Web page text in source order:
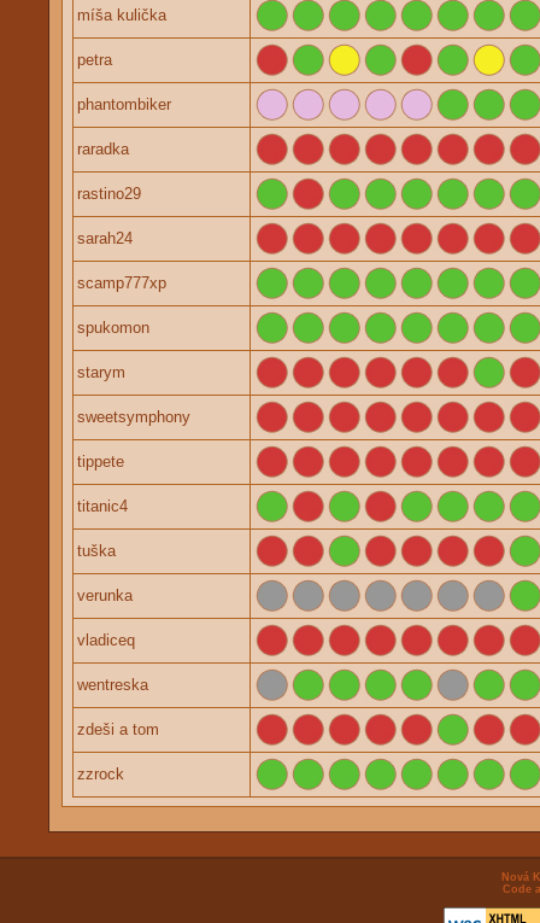
míša kulička
petra
phantombiker
raradka
rastino29
sarah24
scamp777xp
spukomon
starym
sweetsymphony
tippete
titanic4
tuška
verunka
vladiceq
wentreska
zdeši a tom
zzrock
Nová
Code